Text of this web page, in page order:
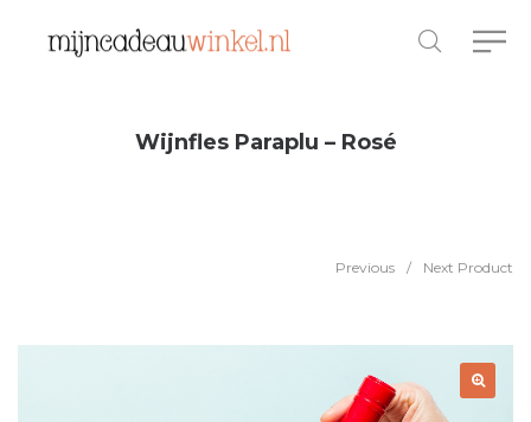
Wijnfles Paraplu – Rosé
Previous / Next Product